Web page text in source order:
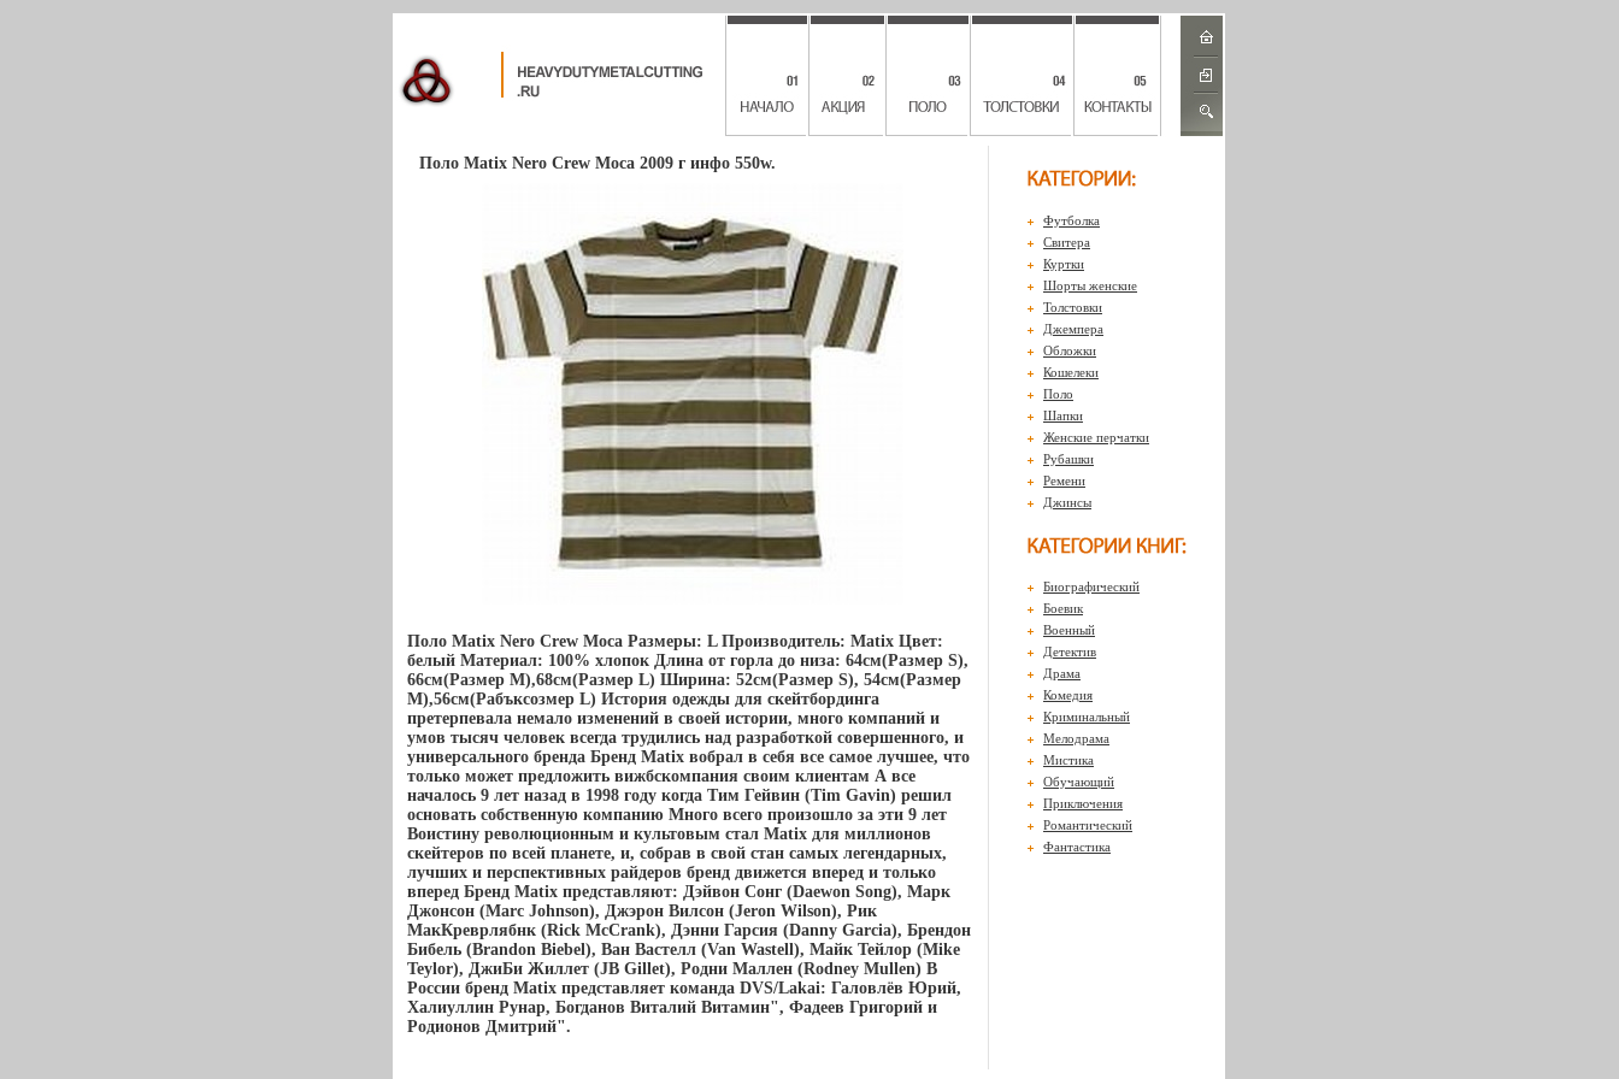
Поло Matix Nero Crew Moca 2009 г инфо 550w.
Поло Matix Nero Crew Moca Размеры: L Производитель: Matix Цвет:
белый Материал: 100% хлопок Длина от горла до низа: 64см(Размер S),
66см(Размер M),68см(Размер L) Ширина: 52см(Размер S), 54см(Размер
M),56см(Рабъксозмер L) История одежды для скейтбординга
претерпевала немало изменений в своей истории, много компаний и
умов тысяч человек всегда трудились над разработкой совершенного, и
универсального бренда Бренд Matix вобрал в себя все самое лучшее, что
только может предложить вижбскомпания своим клиентам А все
началось 9 лет назад в 1998 году когда Тим Гейвин (Tim Gavin) решил
основать собственную компанию Много всего произошло за эти 9 лет
Воистину революционным и культовым стал Matix для миллионов
скейтеров по всей планете, и, собрав в свой стан самых легендарных,
лучших и перспективных райдеров бренд движется вперед и только
вперед Бренд Matix представляют: Дэйвон Сонг (Daewon Song), Марк
Джонсон (Marc Johnson), Джэрон Вилсон (Jeron Wilson), Рик
МакКреврлябнк (Rick McCrank), Дэнни Гарсия (Danny Garcia), Брендон
Бибель (Brandon Biebel), Ван Вастелл (Van Wastell), Майк Тейлор (Mike
Teylor), ДжиБи Жиллет (JB Gillet), Родни Маллен (Rodney Mullen) В
России бренд Matix представляет команда DVS/Lakai: Галовлёв Юрий,
Халиуллин Рунар, Богданов Виталий Витамин", Фадеев Григорий и
Родионов Дмитрий".
Футболка
Свитера
Куртки
Шорты женские
Толстовки
Джемпера
Обложки
Кошелеки
Поло
Шапки
Женские перчатки
Рубашки
Ремени
Джинсы
Биографический
Боевик
Военный
Детектив
Драма
Комедия
Криминальный
Мелодрама
Мистика
Обучающий
Приключения
Романтический
Фантастика